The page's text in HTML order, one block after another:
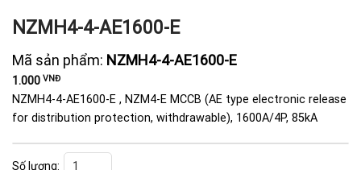
NZMH4-4-AE1600-E
Mã sản phẩm: NZMH4-4-AE1600-E
1.000 VNĐ
NZMH4-4-AE1600-E , NZM4-E MCCB (AE type electronic release
for distribution protection, withdrawable), 1600A/4P, 85kA
NZMH4-4-AE1600-E số lượng